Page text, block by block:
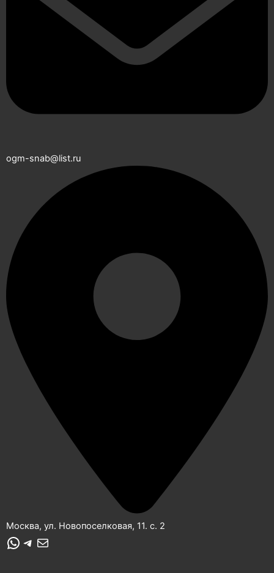
ogm-snab@list.ru
Москва, ул. Новопоселковая, 11. с. 2
WhatsApp
Telegram
Почта